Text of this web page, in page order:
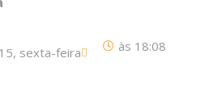
sexta-feira às 18:08